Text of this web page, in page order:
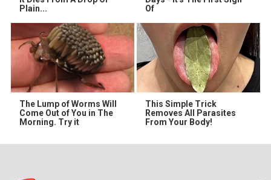
Plain...
Of
The Lump of Worms Will
Come Out of You in The
Morning. Try it
This Simple Trick
Removes All Parasites
From Your Body!